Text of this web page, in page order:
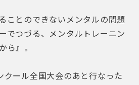
ことのできないメンタルの問題
でつづる、メンタルトレーニン
ら』。
クール全国大会のあと行なった